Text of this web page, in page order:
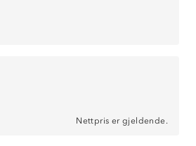
Nettpris er gjeldende.